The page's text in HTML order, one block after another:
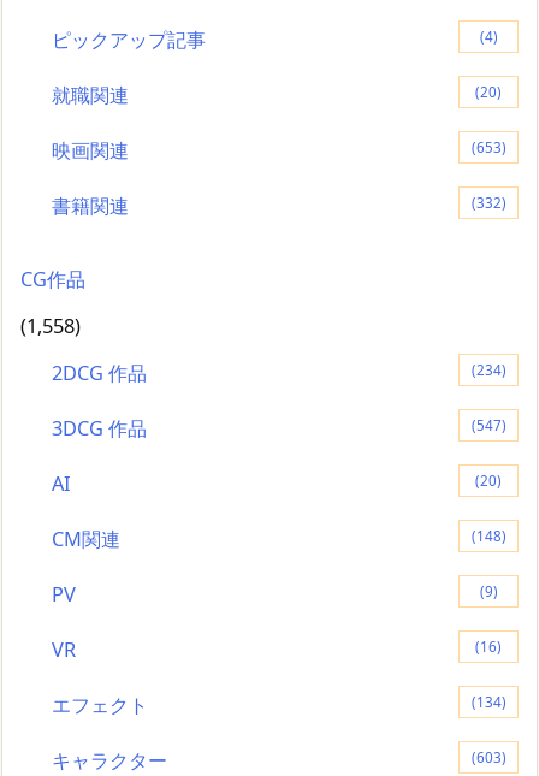
ピックアップ記事 (4)
就職関連 (20)
映画関連 (653)
書籍関連 (332)
CG作品
(1,558)
2DCG 作品
(234)
3DCG 作品 (547)
AI (20)
CM関連 (148)
PV (9)
VR (16)
エフェクト (134)
キャラクター (603)